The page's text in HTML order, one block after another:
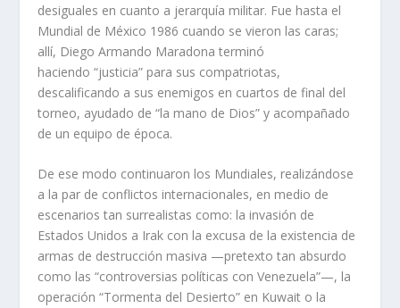
desiguales en cuanto a jerarquía militar. Fue hasta el
Mundial de México 1986 cuando se vieron las caras;
allí, Diego Armando Maradona terminó
haciendo “justicia” para sus compatriotas,
descalificando a sus enemigos en cuartos de final del
torneo, ayudado de “la mano de Dios” y acompañado
de un equipo de época.
De ese modo continuaron los Mundiales, realizándose
a la par de conflictos internacionales, en medio de
escenarios tan surrealistas como: la invasión de
Estados Unidos a Irak con la excusa de la existencia de
armas de destrucción masiva —pretexto tan absurdo
como las “controversias políticas con Venezuela”—, la
operación “Tormenta del Desierto” en Kuwait o la